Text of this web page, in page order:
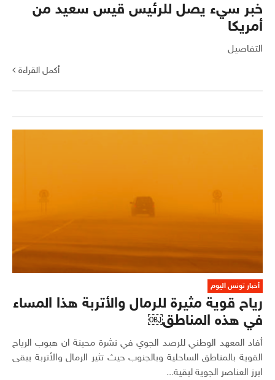
خبر سيء يصل للرئيس قيس سعيد من
أمريكا
التفاصيل
أكمل القراءة
أخبار تونس اليوم
رياح قوية مثيرة للرمال والأتربة هذا المساء
في هذه المناطق￼
أفاد المعهد الوطني للرصد الجوي في نشرة محينة ان هبوب الرياح
القوية بالمناطق الساحلية وبالجنوب حيث تثير الرمال والأتربة يبقى
ابرز العناصر الجوية لبقية...